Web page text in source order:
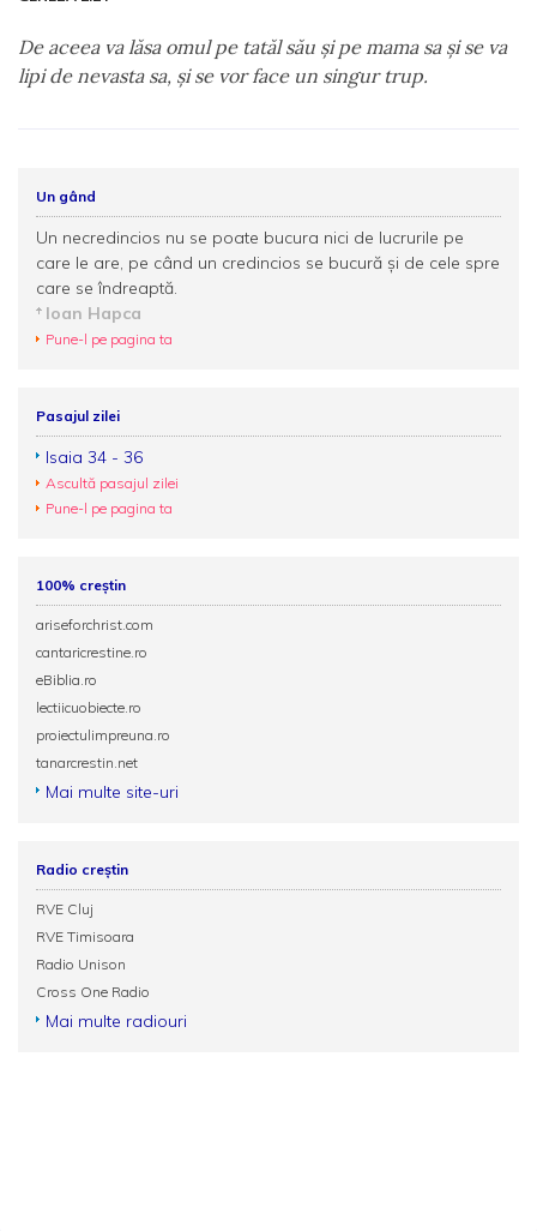
De aceea va lăsa omul pe tatăl său şi pe mama sa şi se va
lipi de nevasta sa, şi se vor face un singur trup.
Un gând
Un necredincios nu se poate bucura nici de lucrurile pe
care le are, pe când un credincios se bucură și de cele spre
care se îndreaptă.
Ioan Hapca
Pune-l pe pagina ta
Pasajul zilei
Isaia 34 - 36
Ascultă pasajul zilei
Pune-l pe pagina ta
100% creștin
ariseforchrist.com
cantaricrestine.ro
eBiblia.ro
lectiicuobiecte.ro
proiectulimpreuna.ro
tanarcrestin.net
Mai multe site-uri
Radio creștin
RVE Cluj
RVE Timisoara
Radio Unison
Cross One Radio
Mai multe radiouri